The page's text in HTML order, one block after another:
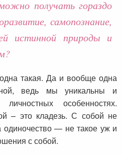
получать гораздо
самопознание,
истинной природы и
такая. Да и вообще одна
ведь мы уникальны и
особенностях.
– это кладезь. С собой не
одиночество — не такое уж и
с собой.